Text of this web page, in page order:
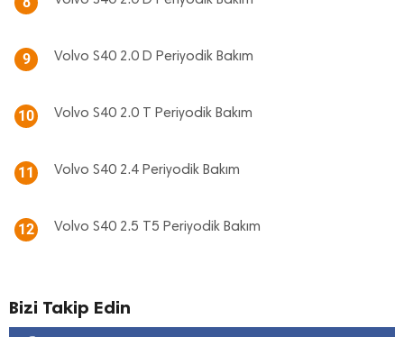
9 Volvo S40 2.0 D Periyodik Bakım
10 Volvo S40 2.0 T Periyodik Bakım
11 Volvo S40 2.4 Periyodik Bakım
12 Volvo S40 2.5 T5 Periyodik Bakım
Bizi Takip Edin